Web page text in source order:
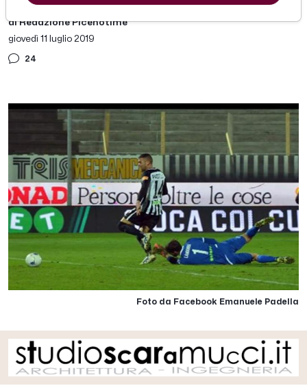
di Redazione Picenotime
giovedì 11 luglio 2019
24
Foto da Facebook Emanuele Padella